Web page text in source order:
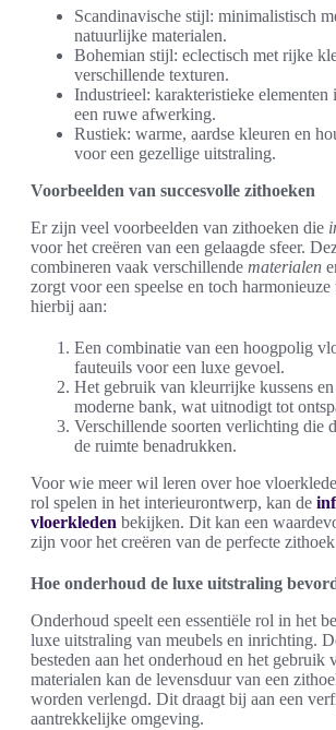
Scandinavische stijl: minimalistisch
natuurlijke materialen.
Bohemian stijl: eclectisch met rijke
verschillende texturen.
Industrieel: karakteristieke elementen
een ruwe afwerking.
Rustiek: warme, aardse kleuren en
voor een gezellige uitstraling.
Voorbeelden van succesvolle zithoeken
Er zijn veel voorbeelden van zithoeken die
voor het creëren van een gelaagde sfeer.
combineren vaak verschillende materialen
zorgt voor een speelse en toch
hierbij aan:
Een combinatie van een hoogpolig
fauteuils voor een luxe gevoel.
Het gebruik van kleurrijke kussens
moderne bank, wat uitnodigt tot
Verschillende soorten verlichting die
de ruimte benadrukken.
Voor wie meer wil leren over hoe
rol spelen in het interieurontwerp, kan de
vloerkleden bekijken. Dit kan een
zijn voor het creëren van de perfecte
Hoe onderhoud de luxe uitstraling
Onderhoud speelt een essentiële rol in het
luxe uitstraling van meubels en inrichting.
besteden aan het onderhoud en het gebruik
materialen kan de levensduur van een
worden verlengd. Dit draagt bij aan een
aantrekkelijke omgeving.